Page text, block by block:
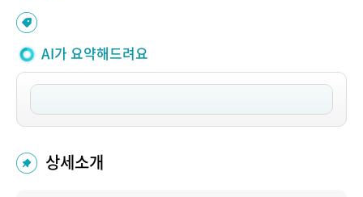
AI가 요약해드려요
상세소개